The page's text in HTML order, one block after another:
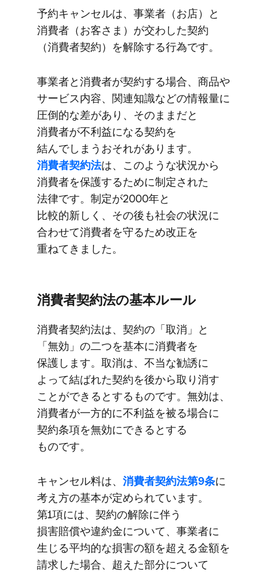
予約キャンセルは、​​事業者​（お店）と​​
消費者​（​お客さま）が​​交わした​​契約​
（消費者契約）を​​解除する​​行為です。
事業者と​​消費者が​​契約する​​場合、​​商品や​​
サービス内容、​​関連知識などの​​情報量に​​
圧倒的な​​差が​​あり、​​そのままだと​​
消費者が​​不利益に​なる​​契約を​​
結んでしまう​​おそれが​​あります。​​
消費者契約法は、​​このような​​状況から​​
消費者を​​保護する​​ために​​制定された​​
法律です。​​制定が​​2000年と​​
比較的新しく、​​その​後も​​社会の​​状況に​​
合わせて​​消費者を​​守る​​ため改正を​​
重ねてきました。
消費者契約法の​​基本ルール
消費者契約法は、​​契約の​​「取消」と​​
「無効」の​​二つを​​基本に​​消費者を​​
保護します。​​取消は、​​不当な​​勧誘に​​
よって​​結ばれた​​契約を​​後から​​取り消す​
ことができると​​する​​ものです。​​無効は、​​
消費者が​​一方​的に​​不利益を​​被る​​場合に​​
契約条項を​​無効に​​できると​​する​​
ものです。
キャンセル料は、​​ 消費者契約法第9条に​​
考え方の​​基本が​​定められています。​​
第1項には、​​契約の​​解除に​​伴う​​
損害賠償や​​違約金に​​ついて、​​事業者に​​
生じる​​平均的な​​損害の​​額を​​超える​​金額を​​
請求した​​場合、​​超えた​​部分に​​ついて​​